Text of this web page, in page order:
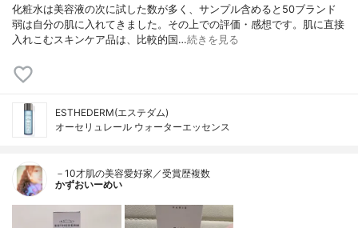
化粧水は美容液の次に試した数が多く、サンプル含めると50ブランド
弱は自分の肌に入れてきました。その上での評価・感想です。肌に直接
入れこむスキンケア品は、比較的国…続きを見る
ESTHEDERM(エステダム)
オーセリュレール ウォーターエッセンス
－10才肌の美容愛好家／受賞歴複数
かずおいーめい